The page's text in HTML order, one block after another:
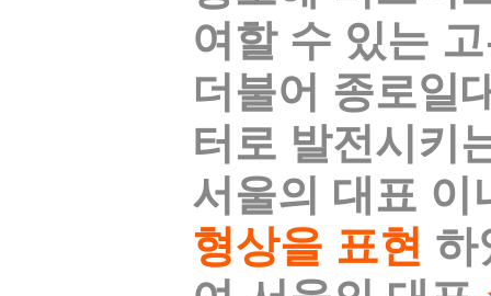
여할 수 있는
더불어 종로일
터로 발전시키
서울의 대표
형상을 표현 하